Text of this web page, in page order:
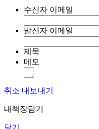
수신자 이메일
발신자 이메일
제목
메모
취소 내보내기
내책장담기